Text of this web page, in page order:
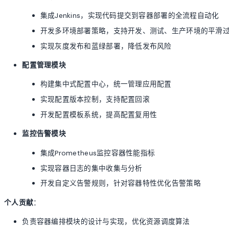
集成Jenkins，实现代码提交到容器部署的全流程自动化
开发多环境部署策略，支持开发、测试、生产环境的平滑
实现灰度发布和蓝绿部署，降低发布风险
配置管理模块
构建集中式配置中心，统一管理应用配置
实现配置版本控制，支持配置回滚
开发配置模板系统，提高配置复用性
监控告警模块
集成Prometheus监控容器性能指标
实现容器日志的集中收集与分析
开发自定义告警规则，针对容器特性优化告警策略
个人贡献：
负责容器编排模块的设计与实现，优化资源调度算法